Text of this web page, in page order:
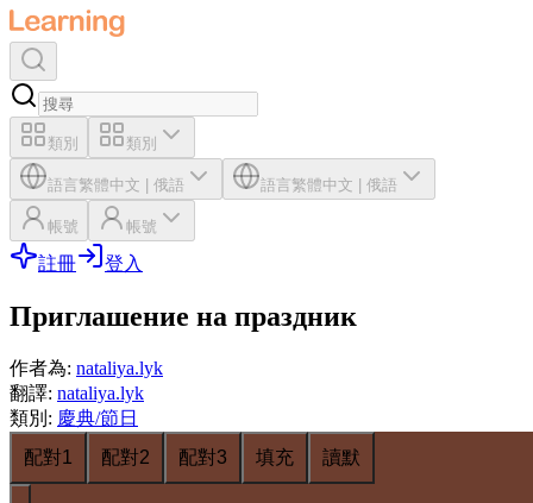
類別 類別
語言繁體中文 俄語 語言繁體中文 俄語
帳號 帳號
註冊 登入
Приглашение на праздник
作者為: nataliya.lyk
翻譯: nataliya.lyk
類別 : 慶典/節日
配對1
配對2 配對3 填充 讀默